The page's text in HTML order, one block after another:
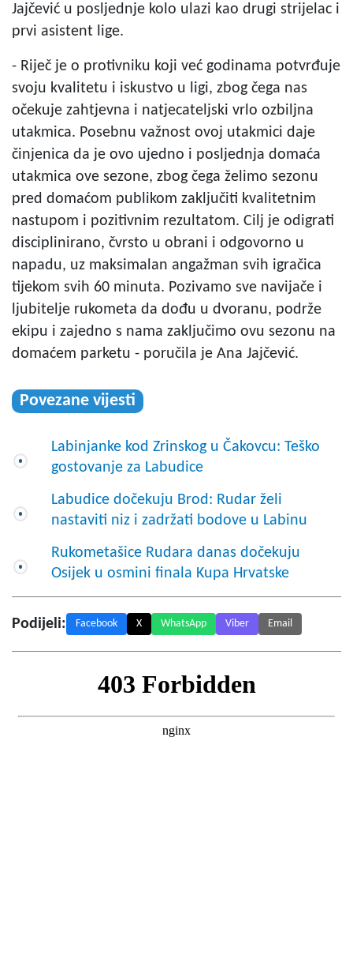
Jajčević u posljednje kolo ulazi kao drugi strijelac i
prvi asistent lige.
- Riječ je o protivniku koji već godinama potvrđuje
svoju kvalitetu i iskustvo u ligi, zbog čega nas
očekuje zahtjevna i natjecateljski vrlo ozbiljna
utakmica. Posebnu važnost ovoj utakmici daje
činjenica da je ovo ujedno i posljednja domaća
utakmica ove sezone, zbog čega želimo sezonu
pred domaćom publikom zaključiti kvalitetnim
nastupom i pozitivnim rezultatom. Cilj je odigrati
disciplinirano, čvrsto u obrani i odgovorno u
napadu, uz maksimalan angažman svih igračica
tijekom svih 60 minuta. Pozivamo sve navijače i
ljubitelje rukometa da dođu u dvoranu, podrže
ekipu i zajedno s nama zaključimo ovu sezonu na
domaćem parketu - poručila je Ana Jajčević.
Povezane vijesti
Labinjanke kod Zrinskog u Čakovcu: Teško
gostovanje za Labudice
Labudice dočekuju Brod: Rudar želi
nastaviti niz i zadržati bodove u Labinu
Rukometašice Rudara danas dočekuju
Osijek u osmini finala Kupa Hrvatske
Podijeli: Facebook X WhatsApp Viber Email